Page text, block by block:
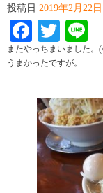
投稿日 2019年2月22日
またやっちまいました。
うまかったですが。